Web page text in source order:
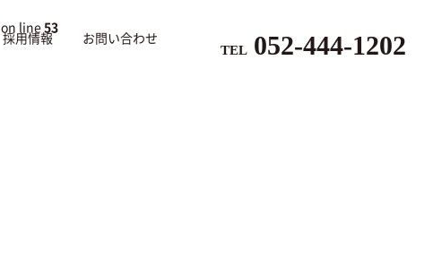
on line 53
TEL 052-444-1202
採用情報 お問い合わせ